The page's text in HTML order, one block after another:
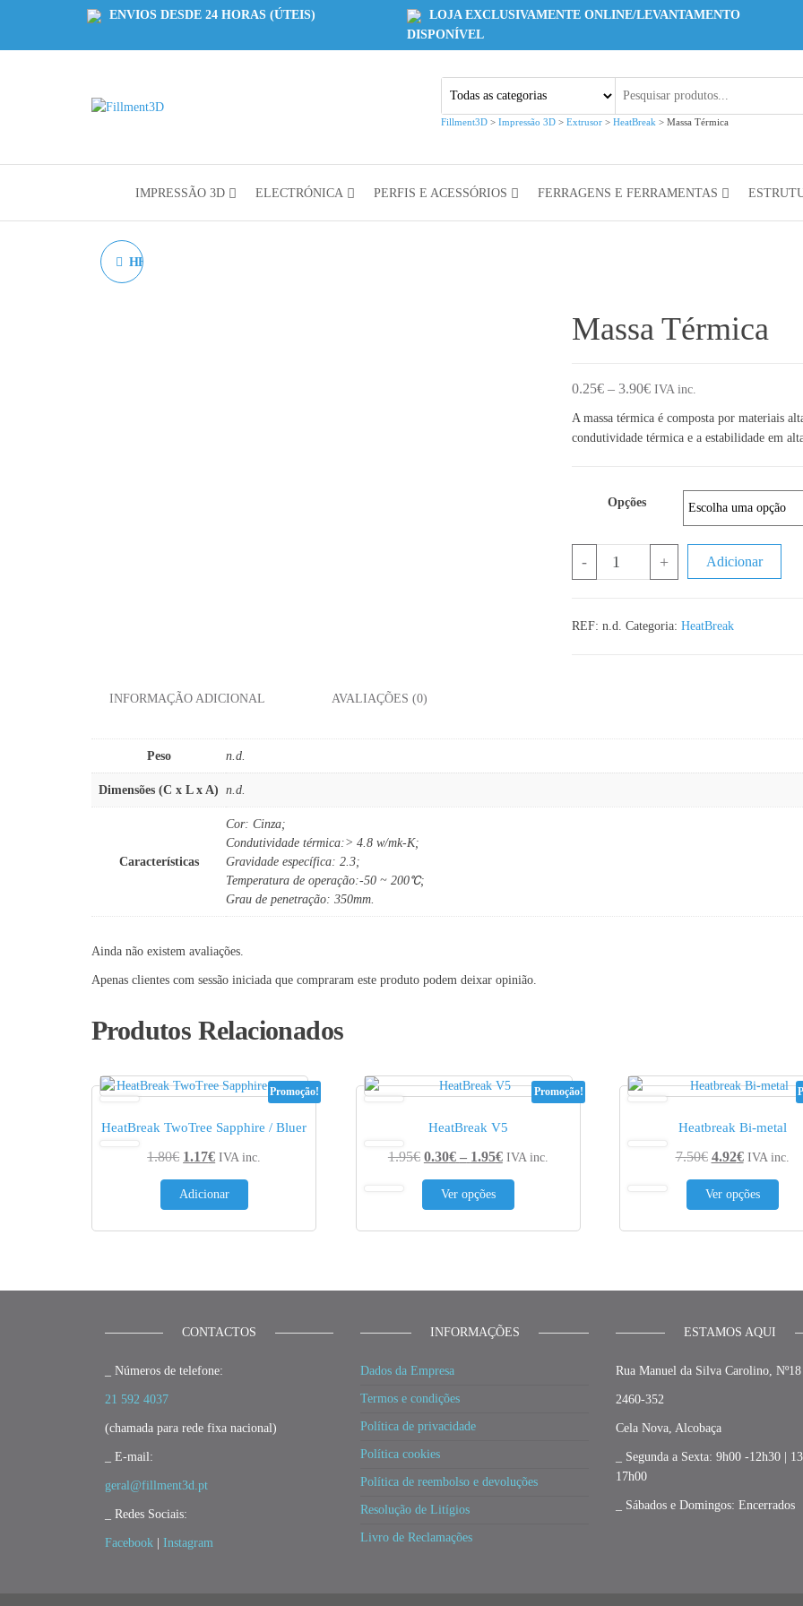
ENVIOS DESDE 24 HORAS (ÚTEIS)
LOJA EXCLUSIVAMENTE ONLINE/LEVANTAMENTO
DISPONÍVEL
3D
Fillment3D > Impressão 3D > Extrusor > HeatBreak > Massa Térmica
IMPRESSÃO 3D ELECTRÓNICA PERFIS E ACESSÓRIOS FERRAGENS E FERRAMENTAS
HEATBREAK CHIMERA
Massa Térmica
0.25€ – 3.90€Price range: 0.25€ through
IVA inc.
A massa térmica é composta por materiais
condutividade térmica e a estabilidade em
Opções
- + Adicionar
REF: n.d. Categoria: HeatBreak
INFORMAÇÃO ADICIONAL AVALIAÇÕES (0)
Peso n.d.
Dimensões (C x L x A) n.d.
Características
Cor: Cinza;
Condutividade térmica:> 4.8 w/mk-K;
Gravidade específica: 2.3;
Temperatura de operação:-50 ~ 200℃;
Grau de penetração: 350mm.
Ainda não existem avaliações.
Apenas clientes com sessão iniciada que compraram este produto podem deixar opinião.
Produtos Relacionados
Promoção!
HeatBreak TwoTree Sapphire / Bluer
1.80€ O preço original era: 1.80€.
1.17€O preço atual é: 1.17€.
IVA inc.
Adicionar
Promoção!
HeatBreak V5
1.95€ 0.30€ – 1.95€Price range: 0.30€ through 1.95€
IVA inc.
Ver opções
This product has multiple variants. The options may be
Heatbreak Bi-metal
7.50€ 4.92€ IVA inc.
Ver opções
This
CONTACTOS
_ Números de telefone:
21 592 4037
(chamada para rede fixa nacional)
_ E-mail:
geral@fillment3d.pt
_ Redes Sociais:
Facebook | Instagram
INFORMAÇÕES
Dados da Empresa
Termos e condições
Política de privacidade
Política cookies
Política de reembolso e devoluções
Resolução de Litígios
Livro de Reclamações
ESTAMOS AQUI
Rua Manuel da Silva Carolino, Nº18
2460-352
Cela Nova, Alcobaça
_ Segunda a Sexta: 9h00 -12h30 |
17h00
_ Sábados e Domingos: Encerrados